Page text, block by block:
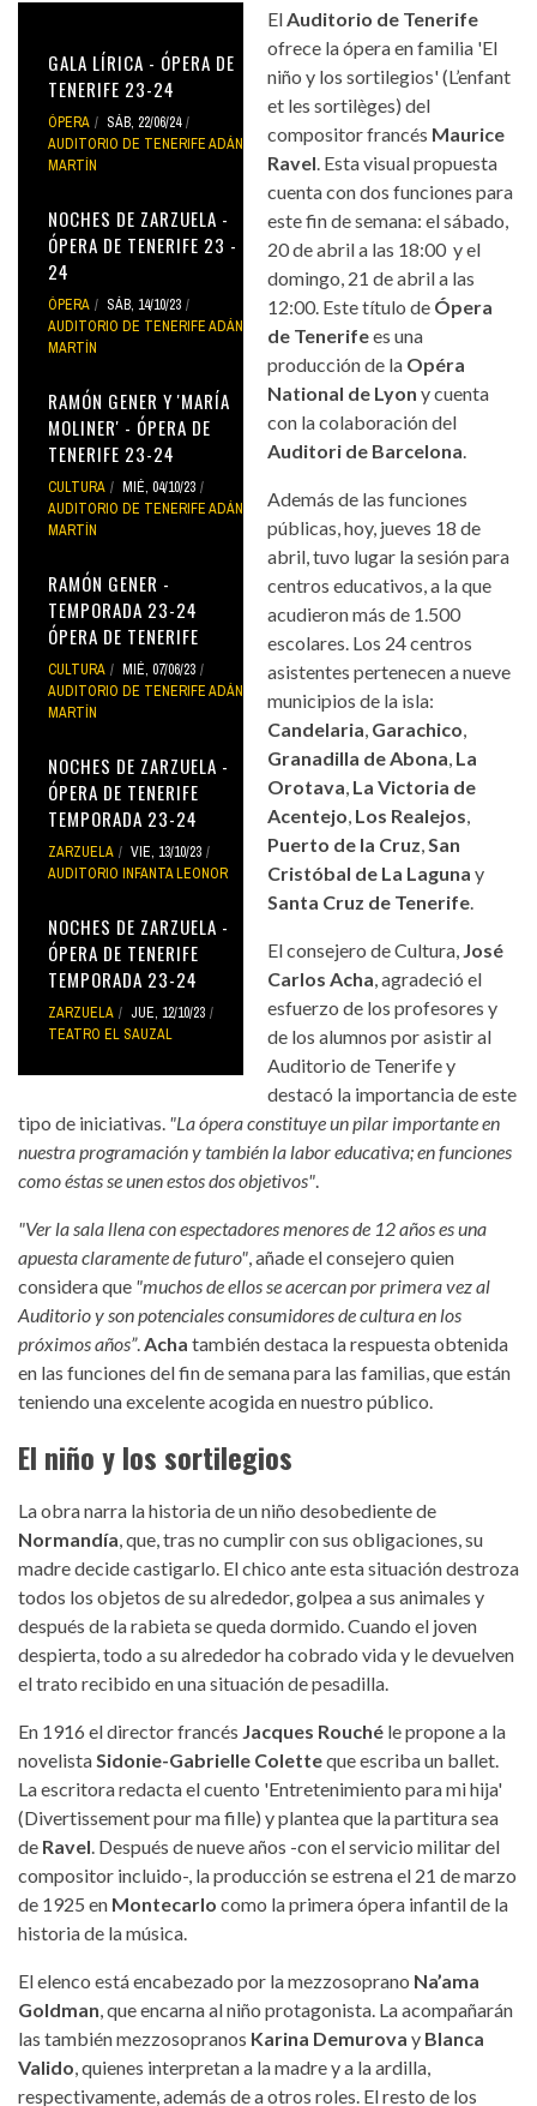
GALA LÍRICA - ÓPERA DE
TENERIFE 23-24
ÓPERA
SÁB, 22/06/24
AUDITORIO DE TENERIFE ADÁN
MARTÍN
NOCHES DE ZARZUELA -
ÓPERA DE TENERIFE 23 -
24
ÓPERA
SÁB, 14/10/23
AUDITORIO DE TENERIFE ADÁN
MARTÍN
RAMÓN GENER Y 'MARÍA
MOLINER' - ÓPERA DE
TENERIFE 23-24
CULTURA
MIÉ, 04/10/23
AUDITORIO DE TENERIFE ADÁN
MARTÍN
RAMÓN GENER -
TEMPORADA 23-24
ÓPERA DE TENERIFE
CULTURA
MIÉ, 07/06/23
AUDITORIO DE TENERIFE ADÁN
MARTÍN
NOCHES DE ZARZUELA -
ÓPERA DE TENERIFE
TEMPORADA 23-24
ZARZUELA
VIE, 13/10/23
AUDITORIO INFANTA LEONOR
NOCHES DE ZARZUELA -
ÓPERA DE TENERIFE
TEMPORADA 23-24
ZARZUELA
JUE, 12/10/23
TEATRO EL SAUZAL
ElAuditorio de Tenerife
ofrece la ópera en familia 'El
niño y los sortilegios' (L’enfant
et les sortilèges) del
compositor francés Maurice
Ravel. Esta visual propuesta
cuenta con dos funciones para
este fin de semana: el sábado,
20 de abril a las 18:00 y el
domingo, 21 de abril a las
12:00. Este título de Ópera
de Tenerifees una
producción de la Opéra
National de Lyony cuenta
con la colaboración del
Auditori de Barcelona.
Además de las funciones
públicas, hoy, jueves 18 de
abril, tuvo lugar la sesión para
centros educativos, a la que
acudieron más de 1.500
escolares. Los 24 centros
asistentes pertenecen a nueve
municipios de la isla:
Candelaria, Garachico,
Granadilla de Abona, La
Orotava, La Victoria de
Acentejo, Los Realejos,
Puerto de la Cruz,San
Cristóbal de La Laguna y
Santa Cruz de Tenerife.
El consejero de Cultura, José
Carlos Acha, agradeció el
esfuerzo de los profesores y
de los alumnos por asistir al
Auditorio de Tenerife y
destacó la importancia de este
tipo de iniciativas. "La ópera constituye un pilar importante en
nuestra programación y también la labor educativa; en funciones
como éstas se unen estos dos objetivos".
"Ver la sala llena con espectadores menores de 12 años es una
apuesta claramente de futuro", añade el consejero quien
considera que "muchos de ellos se acercan por primera vez al
Auditorio y son potenciales consumidores de cultura en los
próximos años”.Acha también destaca la respuesta obtenida
en las funciones del fin de semana para las familias, que están
teniendo una excelente acogida en nuestro público.
El niño y los sortilegios
La obra narra la historia de un niño desobediente de
Normandía, que, tras no cumplir con sus obligaciones, su
madre decide castigarlo. El chico ante esta situación destroza
todos los objetos de su alrededor, golpea a sus animales y
después de la rabieta se queda dormido. Cuando el joven
despierta, todo a su alrededor ha cobrado vida y le devuelven
el trato recibido en una situación de pesadilla.
En 1916 el director francés Jacques Rouché le propone a la
novelistaSidonie-Gabrielle Coletteque escriba un ballet.
La escritora redacta el cuento 'Entretenimiento para mi hija'
(Divertissement pour ma fille) y plantea que la partitura sea
de Ravel. Después de nueve años -con el servicio militar del
compositor incluido-, la producción se estrena el 21 de marzo
de 1925 en Montecarlo como la primera ópera infantil de la
historia de la música.
El elenco está encabezado por la mezzosoprano Na’ama
Goldman, que encarna al niño protagonista. La acompañarán
las también mezzosopranos Karina Demurova y Blanca
Valido, quienes interpretan a la madre y a la ardilla,
respectivamente, además de a otros roles. El resto de los